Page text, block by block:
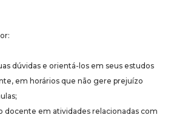
dúvidas e orientá-los em seus estudos
em horários que não gere prejuízo
docente em atividades relacionadas com